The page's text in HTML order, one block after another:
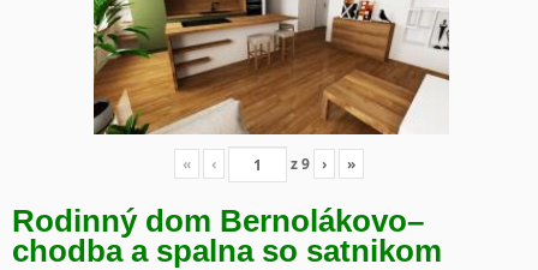
« ‹ z9 › »
Rodinný dom Bernolákovo–
chodba a spalna so satnikom